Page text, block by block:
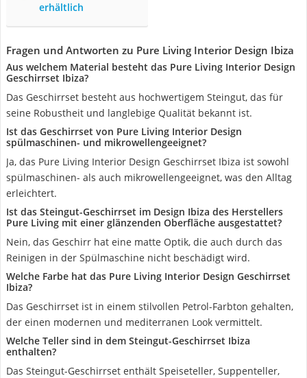
erhältlich
Fragen und Antworten zu Pure Living Interior Design Ibiza
Aus welchem Material besteht das Pure Living Interior Design
Geschirrset Ibiza?
Das Geschirrset besteht aus hochwertigem Steingut, das für
seine Robustheit und langlebige Qualität bekannt ist.
Ist das Geschirrset von Pure Living Interior Design
spülmaschinen- und mikrowellengeeignet?
Ja, das Pure Living Interior Design Geschirrset Ibiza ist sowohl
spülmaschinen- als auch mikrowellengeeignet, was den Alltag
erleichtert.
Ist das Steingut-Geschirrset im Design Ibiza des Herstellers
Pure Living mit einer glänzenden Oberfläche ausgestattet?
Nein, das Geschirr hat eine matte Optik, die auch durch das
Reinigen in der Spülmaschine nicht beschädigt wird.
Welche Farbe hat das Pure Living Interior Design Geschirrset
Ibiza?
Das Geschirrset ist in einem stilvollen Petrol-Farbton gehalten,
der einen modernen und mediterranen Look vermittelt.
Welche Teller sind in dem Steingut-Geschirrset Ibiza
enthalten?
Das Steingut-Geschirrset enthält Speiseteller, Suppenteller,